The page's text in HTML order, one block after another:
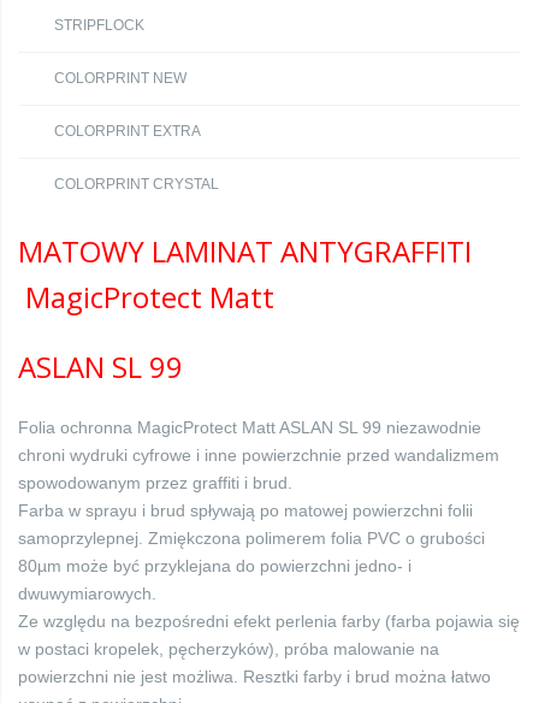
STRIPFLOCK
COLORPRINT NEW
COLORPRINT EXTRA
COLORPRINT CRYSTAL
MATOWY LAMINAT ANTYGRAFFITI
MagicProtect Matt
ASLAN SL 99
Folia ochronna MagicProtect Matt ASLAN SL 99 niezawodnie
chroni wydruki cyfrowe i inne powierzchnie przed wandalizmem
spowodowanym przez graffiti i brud.
Farba w sprayu i brud spływają po matowej powierzchni folii
samoprzylepnej. Zmiękczona polimerem folia PVC o grubości
80µm może być przyklejana do powierzchni jedno- i
dwuwymiarowych.
Ze względu na bezpośredni efekt perlenia farby (farba pojawia się
w postaci kropelek, pęcherzyków), próba malowanie na
powierzchni nie jest możliwa. Resztki farby i brud można łatwo